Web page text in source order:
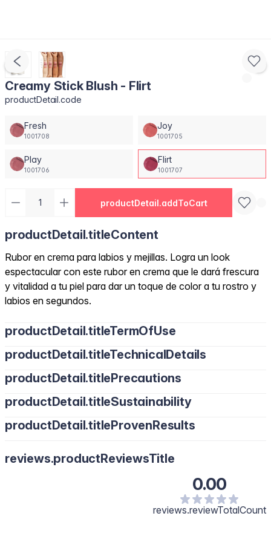
Creamy Stick Blush - Flirt
productDetail.code
Fresh
1001708
Joy
1001705
Play
1001706
Flirt
1001707
productDetail.addToCart
productDetail.titleContent
Rubor en crema para labios y mejillas. Logra un look
espectacular con este rubor en crema que le dará frescura
y vitalidad a tu piel para dar un toque de color a tu rostro y
labios en segundos.
productDetail.titleTermOfUse
productDetail.titleTechnicalDetails
productDetail.titlePrecautions
productDetail.titleSustainability
productDetail.titleProvenResults
reviews.productReviewsTitle
0.00
reviews.reviewTotalCount